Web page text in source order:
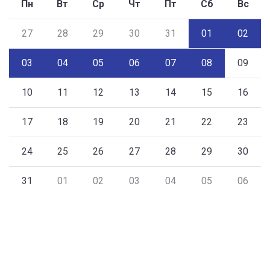
Пн Вт Ср Чт Пт Сб Вс
27 28 29 30 31 01 02
03 04 05 06 07 08 09
10 11 12 13 14 15 16
17 18 19 20 21 22 23
24 25 26 27 28 29 30
31 01 02 03 04 05 06